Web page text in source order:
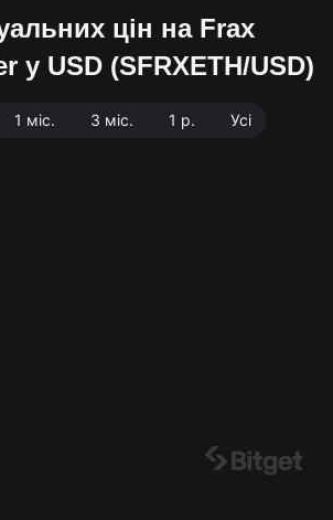
цін на Frax
у USD (SFRXETH/USD)
1 міс. 3 міс. 1 р. Усі